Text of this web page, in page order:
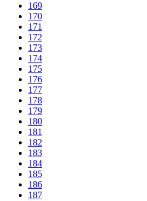
169
170
171
172
173
174
175
176
177
178
179
180
181
182
183
184
185
186
187